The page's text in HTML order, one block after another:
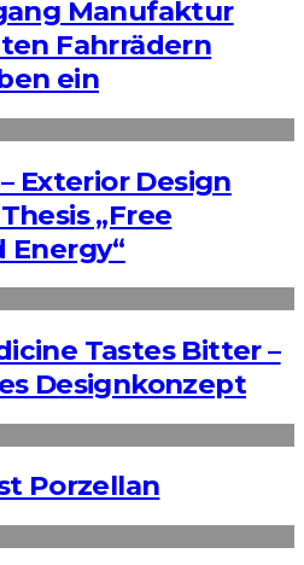
Manufaktur
Fahrrädern
ein
Exterior Design
„Free
Energy“
Tastes Bitter –
Designkonzept
Porzellan